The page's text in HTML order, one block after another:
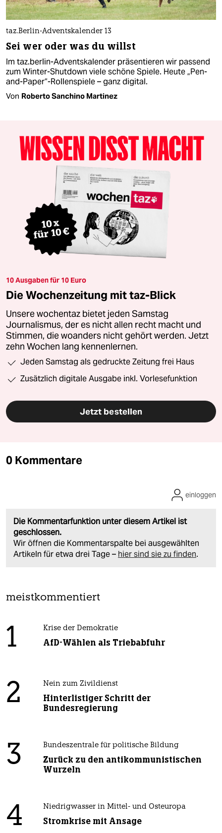
taz.Berlin-Adventskalender 13
Sei wer oder was du willst
Im taz.berlin-Adventskalender präsentieren wir passend
zum Winter-Shutdown viele schöne Spiele. Heute „Pen-
and-Paper“-Rollenspiele – ganz digital.
Von Roberto Sanchino Martinez
10 Ausgaben für 10 Euro
Die Wochenzeitung mit taz-Blick
Unsere wochentaz bietet jeden Samstag
Journalismus, der es nicht allen recht macht und
Stimmen, die woanders nicht gehört werden. Jetzt
zehn Wochen lang kennenlernen.
Jeden Samstag als gedruckte Zeitung frei Haus
Zusätzlich digitale Ausgabe inkl. Vorlesefunktion
Jetzt bestellen
0 Kommentare
Die Kommentarfunktion unter diesem Artikel ist
geschlossen.
Wir öffnen die Kommentarspalte bei ausgewählten
Artikeln für etwa drei Tage – hier sind sie zu finden.
einloggen
meistkommentiert
1 Krise der Demokratie
AfD-Wählen als Triebabfuhr
2 Nein zum Zivildienst
Hinterlistiger Schritt der
Bundesregierung
3 Bundeszentrale für politische Bildung
Zurück zu den antikommunistischen
Wurzeln
4 Niedrigwasser in Mittel- und Osteuropa
Stromkrise mit Ansage